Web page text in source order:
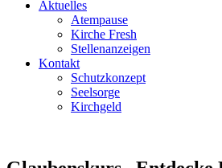
Aktuelles
Atempause
Kirche Fresh
Stellenanzeigen
Kontakt
Schutzkonzept
Seelsorge
Kirchgeld